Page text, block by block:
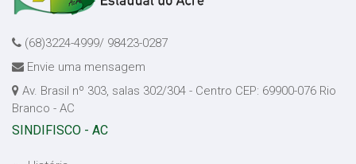
(68)3224-4999/ 98423-0287
Envie uma mensagem
Av. Brasil nº 303, salas 302/304 - Centro CEP: 69900-076 Rio
Branco - AC
SINDIFISCO - AC